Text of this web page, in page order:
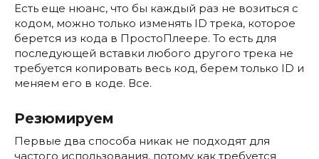
Есть еще нюанс, что бы каждый раз не возиться с
кодом, можно только изменять ID трека, которое
берется из кода в ПростоПлеере. То есть для
последующей вставки любого другого трека не
требуется копировать весь код, берем только ID и
меняем его в коде. Все.
Резюмируем
Первые два способа никак не подходят для
частого использования, потому как требуется